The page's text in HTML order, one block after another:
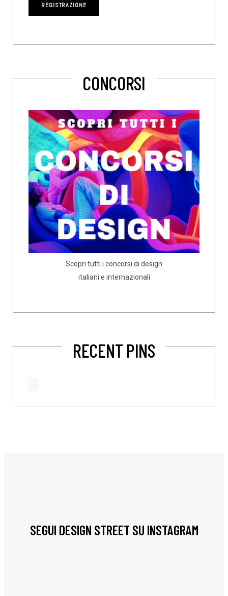
CONCORSI
Scopri tutti i concorsi di design
italiani e internazionali
RECENT PINS
SEGUI DESIGN STREET SU INSTAGRAM